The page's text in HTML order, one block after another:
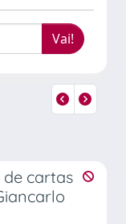
cartas